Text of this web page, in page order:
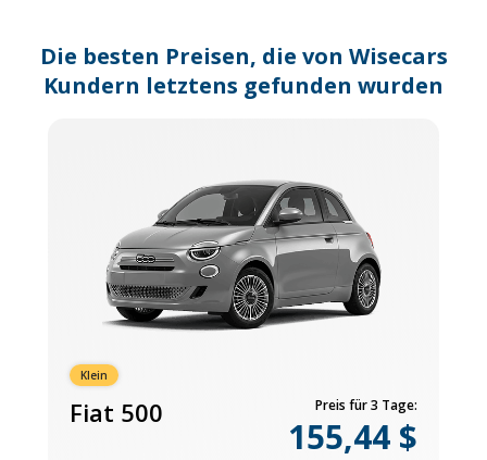
dates.
Die besten Preisen, die von Wisecars
Kundern letztens gefunden wurden
Klein
Fiat 500 Preis für 3 Tage:
155,44 $